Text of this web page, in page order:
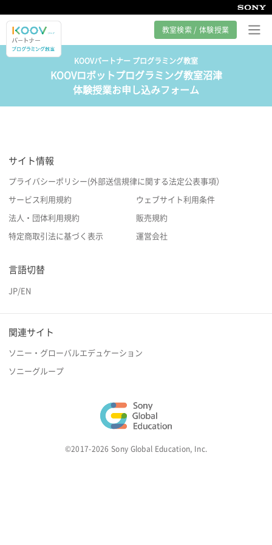
教室検索 / 体験授業
プログラミング教室とは
カリキュラム紹介
サポート
KOOVパートナー プログラミング教室
KOOVロボットプログラミング教室沼津
体験授業お申し込みフォーム
サイト情報
プライバシーポリシー(外部送信規律に関する法定公表事項）
サービス利用規約 ウェブサイト利用条件
法人・団体利用規約 販売規約
特定商取引法に基づく表示 運営会社
言語切替
JP/EN
関連サイト
ソニー・グローバルエデュケーション
ソニーグループ
©2017-2026 Sony Global Education, Inc.